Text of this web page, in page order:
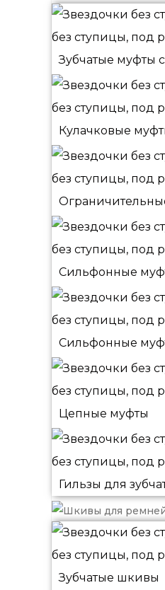
Зубчатые муфты
Кулачковые
Сильфонные
Сильфонные
Цепные муфты
Гильзы для
Зубчатые шкивы